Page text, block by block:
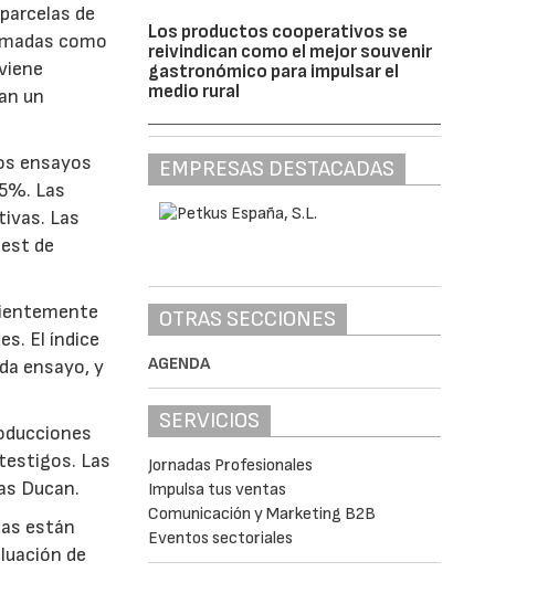
de
como
un
ensayos
Las
Las
de
El índice
ensayo, y
Las
Ducan.
están
de
Los productos cooperativos se
reivindican como el mejor souvenir
gastronómico para impulsar el
medio rural
EMPRESAS DESTACADAS
OTRAS SECCIONES
AGENDA
SERVICIOS
Jornadas Profesionales
Impulsa tus ventas
Comunicación y Marketing B2B
Eventos sectoriales